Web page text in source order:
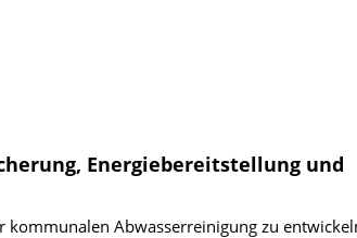
Energiebereitstellung und
kommunalen Abwasserreinigung zu